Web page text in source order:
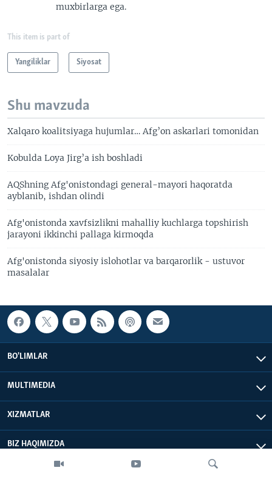
muxbirlarga ega.
This item is part of
Yangiliklar Siyosat
Shu mavzuda
Xalqaro koalitsiyaga hujumlar… Afg’on askarlari tomonidan
Kobulda Loya Jirg’a ish boshladi
AQShning Afg'onistondagi general-mayori haqoratda
ayblanib, ishdan olindi
Afg'onistonda xavfsizlikni mahalliy kuchlarga topshirish
jarayoni ikkinchi pallaga kirmoqda
Afg'onistonda siyosiy islohotlar va barqarorlik - ustuvor
masalalar
BO'LIMLAR
MULTIMEDIA
XIZMATLAR
BIZ HAQIMIZDA